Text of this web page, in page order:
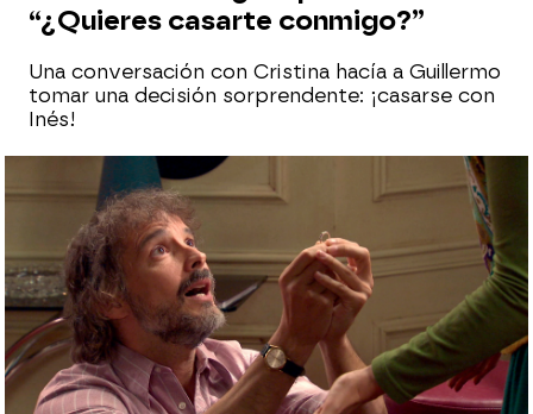
“¿Quieres casarte conmigo?”
Una conversación con Cristina hacía a Guillermo
tomar una decisión sorprendente: ¡casarse con
Inés!
antena3.com
Madrid
Publicado:05 de noviembre de 2021, 17:28